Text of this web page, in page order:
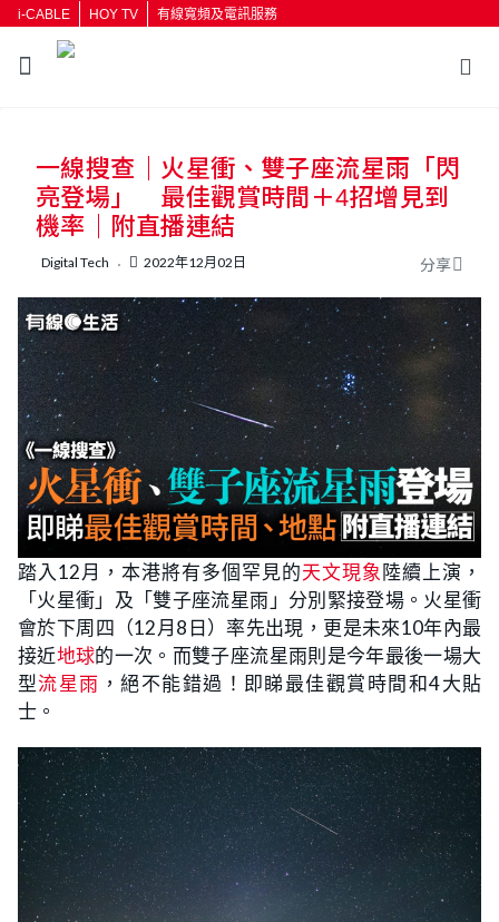
i-CABLE HOY TV 有線寬頻及電訊服務
按輸入鍵開始搜尋
一線搜查｜火星衝、雙子座流星雨「閃
亮登場」 最佳觀賞時間＋4招增見到
機率｜附直播連結
Digital Tech 2022年12月02日 分享
踏入12月，本港將有多個罕見的天文現象 陸續上演，
「火星衝」及「雙子座流星雨」分別緊接登場。火星衝
會於下周四（12月8日）率先出現，更是未來10年內最
接近地球的一次。而雙子座流星雨則是今年最後一場大
型流星雨 ，絕不能錯過！即睇最佳觀賞時間和4大貼
士。